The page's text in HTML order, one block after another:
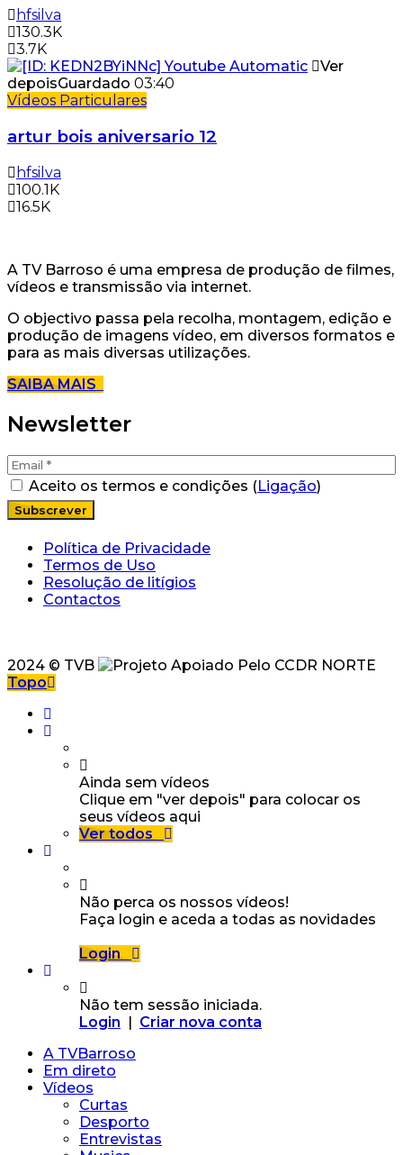
hfsilva
130.3K
3.7K
Ver
depoisGuardado 03:40
Vídeos Particulares
artur bois aniversario 12
hfsilva
100.1K
16.5K
A TV Barroso é uma empresa de produção de filmes,
vídeos e transmissão via internet.
O objectivo passa pela recolha, montagem, edição e
produção de imagens vídeo, em diversos formatos e
para as mais diversas utilizações.
SAIBA MAIS
Newsletter
Aceito os termos e condições (Ligação)
Política de Privacidade
Termos de Uso
Resolução de litígios
Contactos
2024 © TVB
Topo
Ainda sem vídeos
Clique em "ver depois" para colocar os
seus vídeos aqui
Ver todos
Não perca os nossos vídeos!
Faça login e aceda a todas as novidades
Login
Não tem sessão iniciada.
Login | Criar nova conta
A TVBarroso
Em direto
Vídeos
Curtas
Desporto
Entrevistas